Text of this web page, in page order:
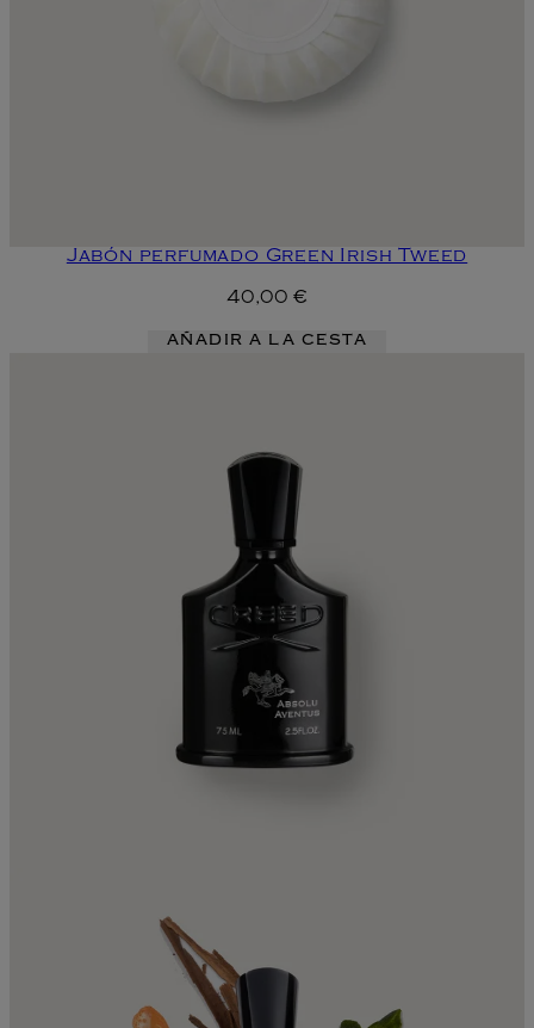
Jabón perfumado Green Irish Tweed
40,00 €
AÑADIR A LA CESTA